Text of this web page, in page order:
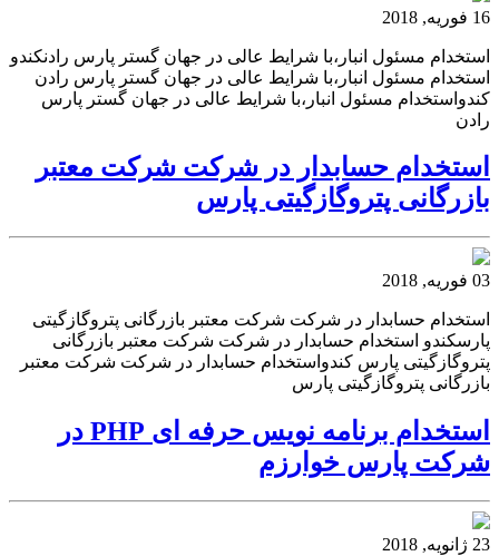
16 فوریه, 2018
استخدام مسئول انبار،با شرایط عالی در جهان گستر پارس رادنکندو
استخدام مسئول انبار،با شرایط عالی در جهان گستر پارس رادن
کندواستخدام مسئول انبار،با شرایط عالی در جهان گستر پارس
رادن
استخدام حسابدار در شرکت شرکت معتبر
بازرگانی پتروگازگیتی پارس
03 فوریه, 2018
استخدام حسابدار در شرکت شرکت معتبر بازرگانی پتروگازگیتی
پارسکندو استخدام حسابدار در شرکت شرکت معتبر بازرگانی
پتروگازگیتی پارس کندواستخدام حسابدار در شرکت شرکت معتبر
بازرگانی پتروگازگیتی پارس
استخدام برنامه نویس حرفه ‏ای PHP در
شرکت پارس خوارزم
23 ژانویه, 2018